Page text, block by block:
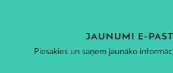
JAUNUMI E-
Piesakies un saņem jaunāko